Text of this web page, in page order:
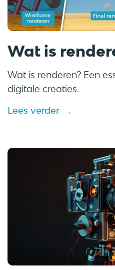
Wat is
Wat is renderen? Een
digitale creaties.
Lees verder